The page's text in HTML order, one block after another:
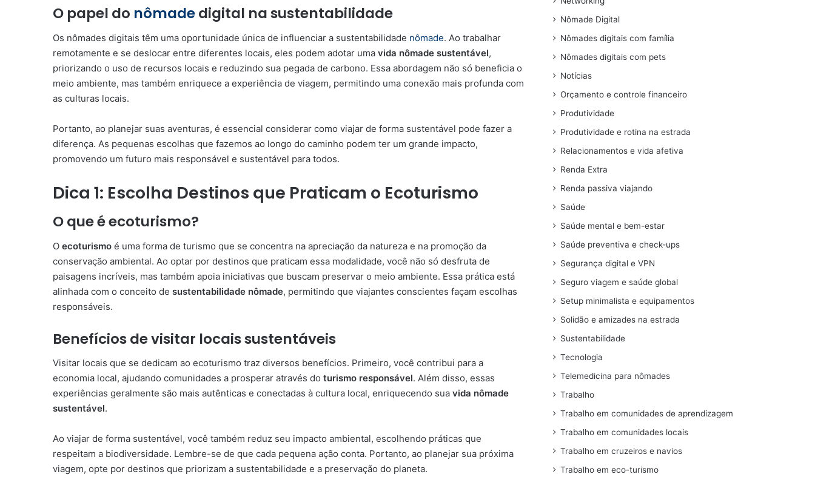
O papel do nômadedigital na sustentabilidade
Os nômades digitais têm uma oportunidade única de influenciar a sustentabilidade nômade. Ao trabalhar
remotamente e se deslocar entre diferentes locais, eles podem adotar uma vida nômade sustentável,
priorizando o uso de recursos locais e reduzindo sua pegada de carbono. Essa abordagem não só beneficia o
meio ambiente, mas também enriquece a experiência de viagem, permitindo uma conexão mais profunda com
as culturas locais.
Portanto, ao planejar suas aventuras, é essencial considerar como viajar de forma sustentável pode fazer a
diferença. As pequenas escolhas que fazemos ao longo do caminho podem ter um grande impacto,
promovendo um futuro mais responsável e sustentável para todos.
Dica 1: Escolha Destinos que Praticam o Ecoturismo
O que é ecoturismo?
O ecoturismo é uma forma de turismo que se concentra na apreciação da natureza e na promoção da
conservação ambiental. Ao optar por destinos que praticam essa modalidade, você não só desfruta de
paisagens incríveis, mas também apoia iniciativas que buscam preservar o meio ambiente. Essa prática está
alinhada com o conceito de sustentabilidade nômade, permitindo que viajantes conscientes façam escolhas
responsáveis.
Benefícios de visitar locais sustentáveis
Visitar locais que se dedicam ao ecoturismo traz diversos benefícios. Primeiro, você contribui para a
economia local, ajudando comunidades a prosperar através do turismo responsável. Além disso, essas
experiências geralmente são mais autênticas e conectadas à cultura local, enriquecendo sua vida nômade
sustentável.
Ao viajar de forma sustentável, você também reduz seu impacto ambiental, escolhendo práticas que
respeitam a biodiversidade. Lembre-se de que cada pequena ação conta. Portanto, ao planejar sua próxima
viagem, opte por destinos que priorizam a sustentabilidade e a preservação do planeta.
Nômade Digital
Nômades digitais com família
Nômades digitais com pets
Notícias
Orçamento e controle financeiro
Produtividade
Produtividade e rotina na estrada
Relacionamentos e vida afetiva
Renda Extra
Renda passiva viajando
Saúde
Saúde mental e bem-estar
Saúde preventiva e check-ups
Segurança digital e VPN
Seguro viagem e saúde global
Setup minimalista e equipamentos
Solidão e amizades na estrada
Sustentabilidade
Tecnologia
Telemedicina para nômades
Trabalho
Trabalho em comunidades de aprendizagem
Trabalho em comunidades locais
Trabalho em cruzeiros e navios
Trabalho em eco-turismo